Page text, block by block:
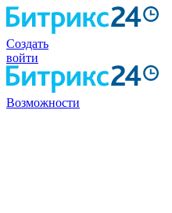
Создать
войти
Возможности